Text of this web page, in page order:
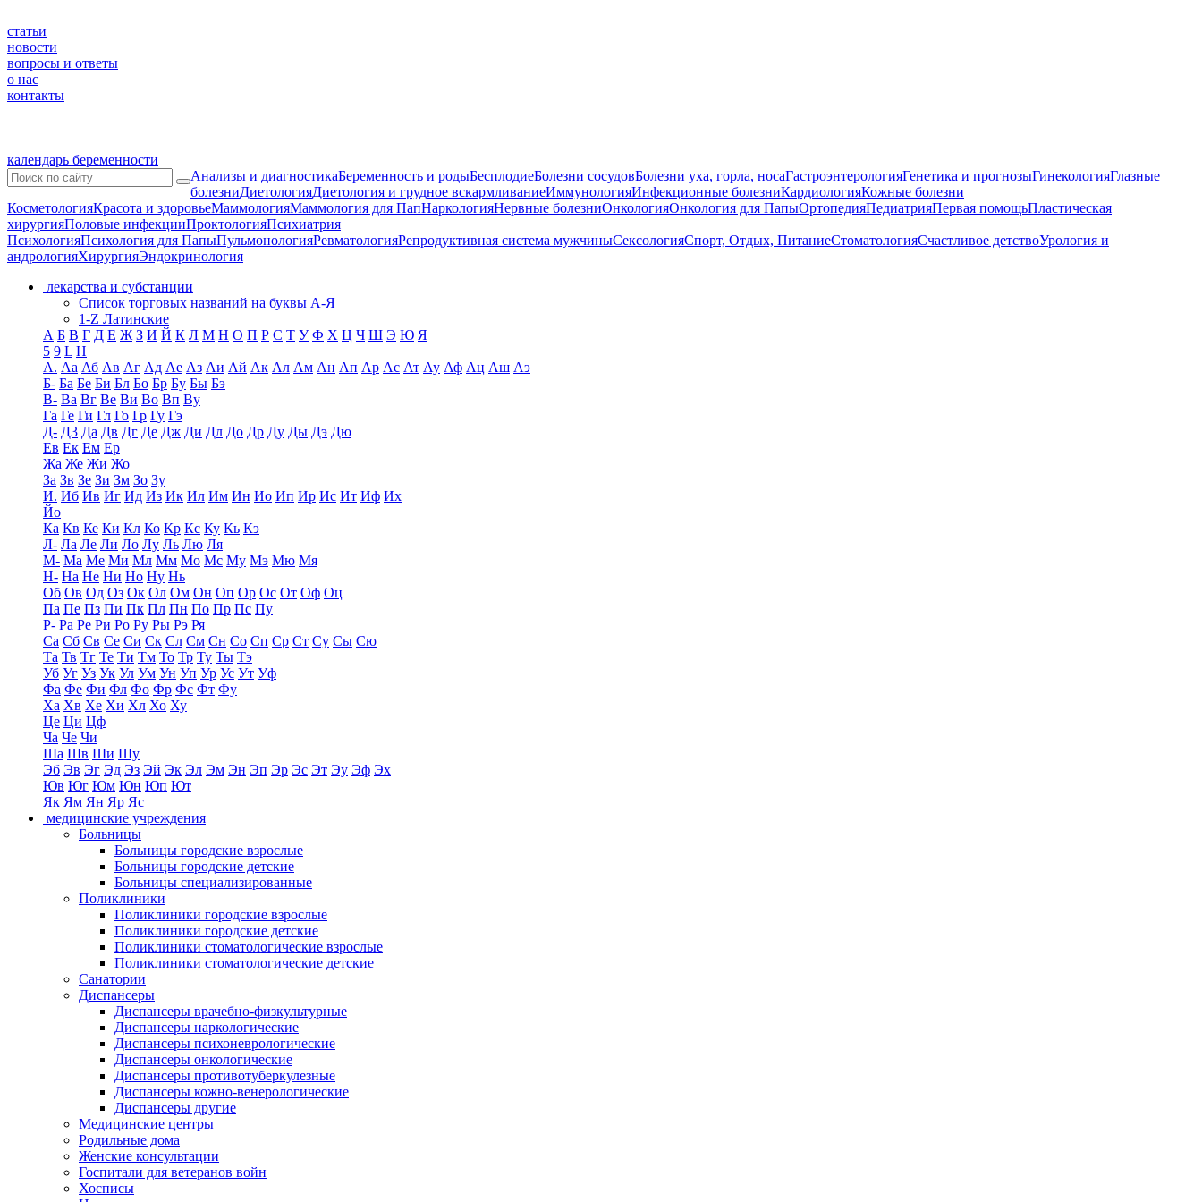
статьи
новости
вопросы и ответы
о нас
контакты
календарь беременности
Анализы и диагностикаБеременность и родыБесплодиеБолезни сосудовБолезни уха, горла, носаГастроэнтерологияГенетика и прогнозыГинекологияГлазные
болезниДиетологияДиетология и грудное вскармливаниеИммунологияИнфекционные болезниКардиологияКожные болезни
КосметологияКрасота и здоровьеМаммологияМаммология для ПапНаркологияНервные болезниОнкологияОнкология для ПапыОртопедияПедиатрияПервая помощьПластическая
хирургияПоловые инфекцииПроктологияПсихиатрия
ПсихологияПсихология для ПапыПульмонологияРевматологияРепродуктивная система мужчиныСексологияСпорт, Отдых, ПитаниеСтоматологияСчастливое детствоУрология и
андрологияХирургияЭндокринология
лекарства и субстанции
Список торговых названий на буквы А-Я
1-Z Латинские
А Б В Г Д Е Ж З И Й К Л М Н О П Р С Т У Ф Х Ц Ч Ш Э Ю Я
5 9 L H
А. Аа Аб Ав Аг Ад Ае Аз Аи Ай Ак Ал Ам Ан Ап Ар Ас Ат Ау Аф Ац Аш Аэ
Б- Ба Бе Би Бл Бо Бр Бу Бы Бэ
В- Ва Вг Ве Ви Во Вп Ву
Га Ге Ги Гл Го Гр Гу Гэ
Д- Д3 Да Дв Дг Де Дж Ди Дл До Др Ду Ды Дэ Дю
Ев Ек Ем Ер
Жа Же Жи Жо
За Зв Зе Зи Зм Зо Зу
И. Иб Ив Иг Ид Из Ик Ил Им Ин Ио Ип Ир Ис Ит Иф Их
Йо
Ка Кв Ке Ки Кл Ко Кр Кс Ку Кь Кэ
Л- Ла Ле Ли Ло Лу Ль Лю Ля
М- Ма Ме Ми Мл Мм Мо Мс Му Мэ Мю Мя
Н- На Не Ни Но Ну Нь
Об Ов Од Оз Ок Ол Ом Он Оп Ор Ос От Оф Оц
Па Пе Пз Пи Пк Пл Пн По Пр Пс Пу
Р- Ра Ре Ри Ро Ру Ры Рэ Ря
Са Сб Св Се Си Ск Сл См Сн Со Сп Ср Ст Су Сы Сю
Та Тв Тг Те Ти Тм То Тр Ту Ты Тэ
Уб Уг Уз Ук Ул Ум Ун Уп Ур Ус Ут Уф
Фа Фе Фи Фл Фо Фр Фс Фт Фу
Ха Хв Хе Хи Хл Хо Ху
Це Ци Цф
Ча Че Чи
Ша Шв Ши Шу
Эб Эв Эг Эд Эз Эй Эк Эл Эм Эн Эп Эр Эс Эт Эу Эф Эх
Юв Юг Юм Юн Юп Ют
Як Ям Ян Яр Яс
медицинские учреждения
Больницы
Больницы городские взрослые
Больницы городские детские
Больницы специализированные
Поликлиники
Поликлиники городские взрослые
Поликлиники городские детские
Поликлиники стоматологические взрослые
Поликлиники стоматологические детские
Санатории
Диспансеры
Диспансеры врачебно-физкультурные
Диспансеры наркологические
Диспансеры психоневрологические
Диспансеры онкологические
Диспансеры противотуберкулезные
Диспансеры кожно-венерологические
Диспансеры другие
Медицинские центры
Родильные дома
Женские консультации
Госпитали для ветеранов войн
Хосписы